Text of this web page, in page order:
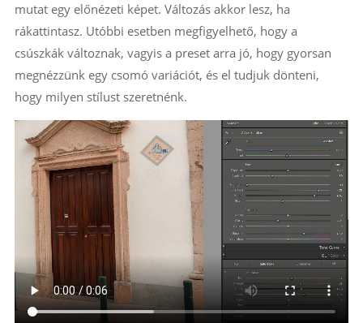
mutat egy előnézeti képet. Változás akkor lesz, ha
rákattintasz. Utóbbi esetben megfigyelhető, hogy a
csúszkák változnak, vagyis a preset arra jó, hogy gyorsan
megnézzünk egy csomó variációt, és el tudjuk dönteni,
hogy milyen stílust szeretnénk.